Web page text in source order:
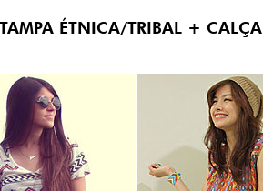
ÉTNICA/TRIBAL + CALÇA